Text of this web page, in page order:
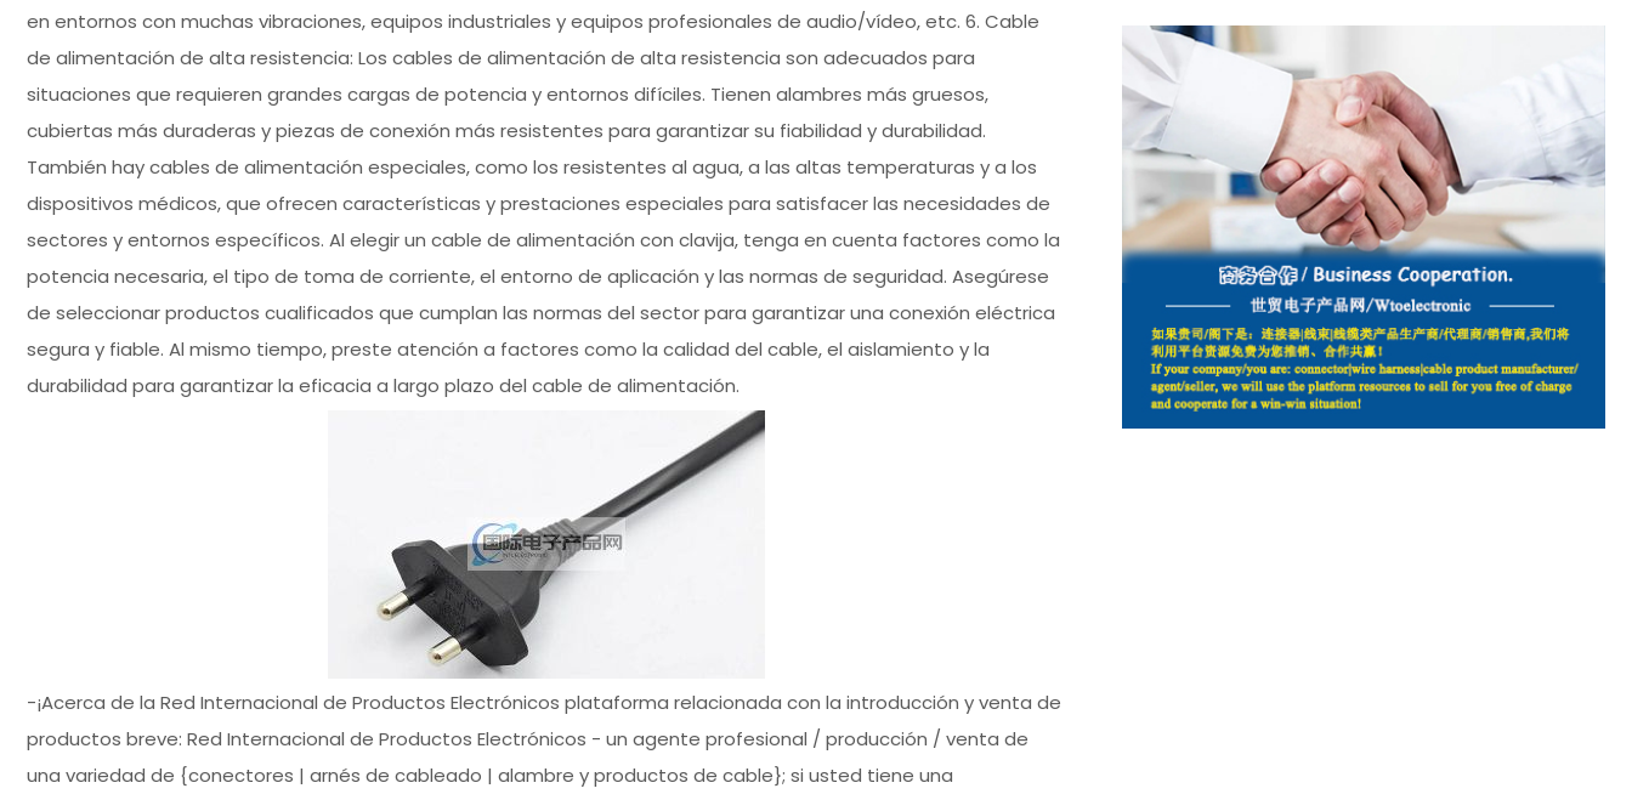
en entornos con muchas vibraciones, equipos industriales y equipos profesionales de audio/vídeo, etc. 6. Cable
de alimentación de alta resistencia: Los cables de alimentación de alta resistencia son adecuados para
situaciones que requieren grandes cargas de potencia y entornos difíciles. Tienen alambres más gruesos,
cubiertas más duraderas y piezas de conexión más resistentes para garantizar su fiabilidad y durabilidad.
También hay cables de alimentación especiales, como los resistentes al agua, a las altas temperaturas y a los
dispositivos médicos, que ofrecen características y prestaciones especiales para satisfacer las necesidades de
sectores y entornos específicos. Al elegir un cable de alimentación con clavija, tenga en cuenta factores como la
potencia necesaria, el tipo de toma de corriente, el entorno de aplicación y las normas de seguridad. Asegúrese
de seleccionar productos cualificados que cumplan las normas del sector para garantizar una conexión eléctrica
segura y fiable. Al mismo tiempo, preste atención a factores como la calidad del cable, el aislamiento y la
durabilidad para garantizar la eficacia a largo plazo del cable de alimentación.
-¡Acerca de la Red Internacional de Productos Electrónicos plataforma relacionada con la introducción y venta de
productos breve: Red Internacional de Productos Electrónicos - un agente profesional / producción / venta de
una variedad de {conectores | arnés de cableado | alambre y productos de cable}; si usted tiene una